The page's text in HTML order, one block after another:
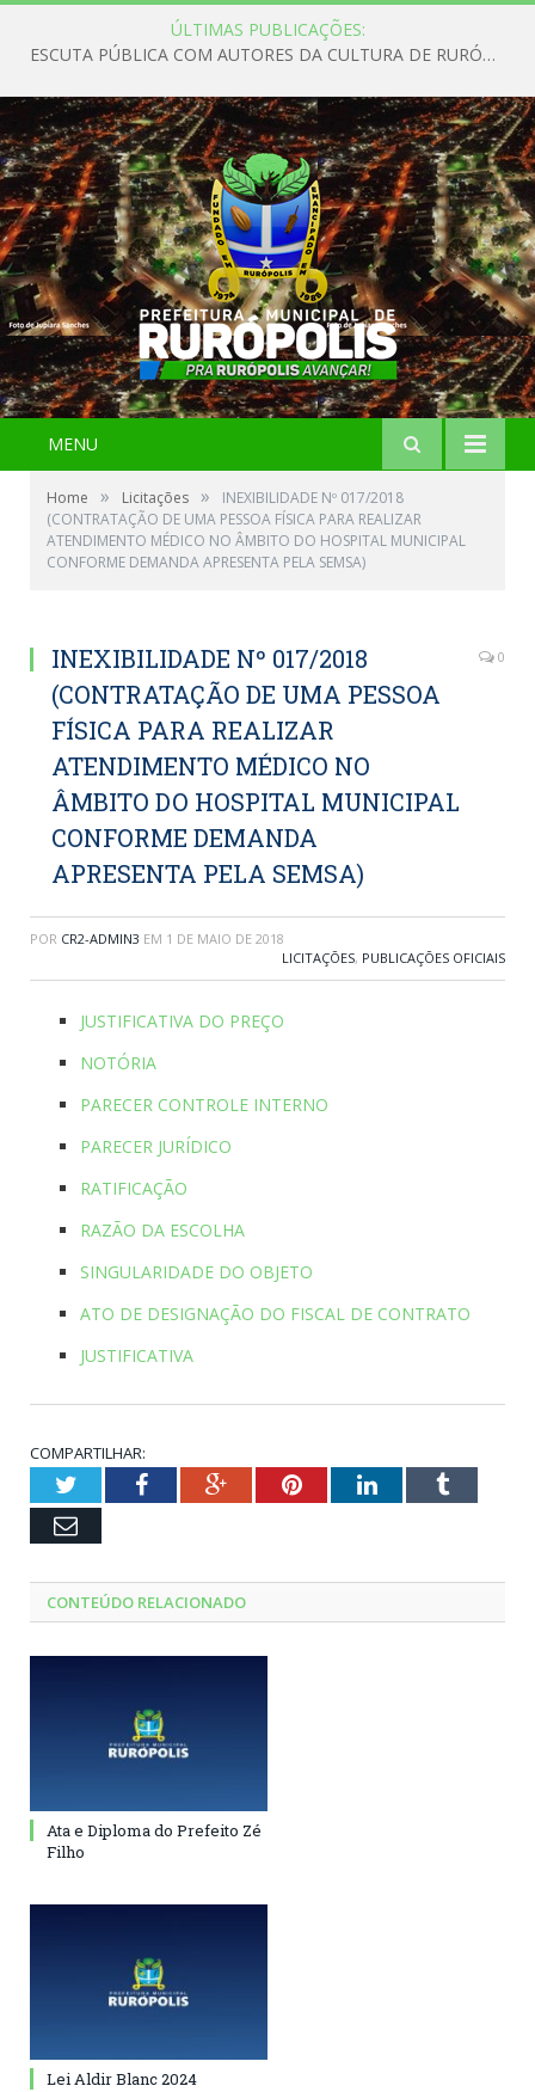
ÚLTIMAS PUBLICAÇÕES:
ESCUTA PÚBLICA COM AUTORES DA CULTURA DE RURÓPOLIS
MENU
Home » Licitações »
INEXIBILIDADE Nº 017/2018
(CONTRATAÇÃO DE UMA PESSOA FÍSICA PARA REALIZAR
ATENDIMENTO MÉDICO NO ÂMBITO DO HOSPITAL MUNICIPAL
CONFORME DEMANDA APRESENTA PELA SEMSA)
INEXIBILIDADE Nº 017/2018
(CONTRATAÇÃO DE UMA PESSOA
FÍSICA PARA REALIZAR
ATENDIMENTO MÉDICO NO
ÂMBITO DO HOSPITAL MUNICIPAL
CONFORME DEMANDA
APRESENTA PELA SEMSA)
0
POR CR2-ADMIN3 EM 1 DE MAIO DE 2018
LICITAÇÕES, PUBLICAÇÕES OFICIAIS
JUSTIFICATIVA DO PREÇO
NOTÓRIA
PARECER CONTROLE INTERNO
PARECER JURÍDICO
RATIFICAÇÃO
RAZÃO DA ESCOLHA
SINGULARIDADE DO OBJETO
ATO DE DESIGNAÇÃO DO FISCAL DE CONTRATO
JUSTIFICATIVA
COMPARTILHAR:
TwitterFacebookGoogle+PinterestLinkedInTumblr
Email
CONTEÚDO RELACIONADO
Ata e Diploma do Prefeito Zé
Filho
Lei Aldir Blanc 2024